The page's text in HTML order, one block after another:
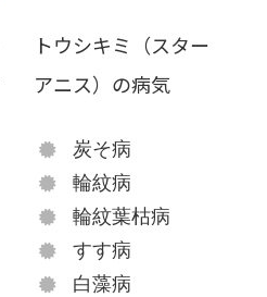
トウシキミ（スター
アニス）の病気
炭そ病
輪紋病
輪紋葉枯病
すす病
白藻病